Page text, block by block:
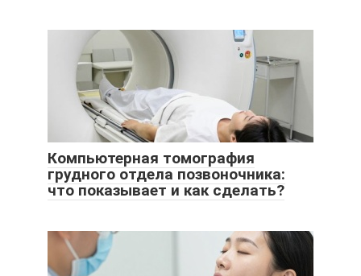
Компьютерная томография
грудного отдела позвоночника:
что показывает и как сделать?